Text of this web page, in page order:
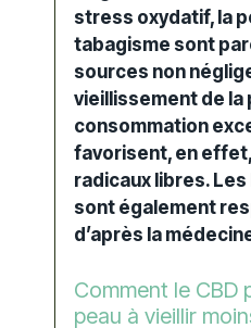
stress oxydatif, la
tabagisme sont
sources non
vieillissement de la
consommation
favorisent, en
radicaux libres.
sont également
d’après la
Comment le CBD
peau à vieillir